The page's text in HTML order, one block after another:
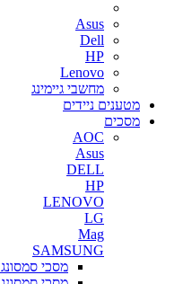
Asus
Dell
HP
Lenovo
מחשבי גיימינג
מטענים ניידים
מסכים
AOC
Asus
DELL
HP
LENOVO
LG
Mag
SAMSUNG
מסכי סמסונג 24 אינץ